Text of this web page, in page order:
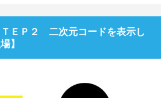
ＴＥＰ２ 二次元コードを表示し
】